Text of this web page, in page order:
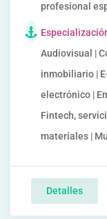
profesional
Audiovisual |
inmobiliario |
electrónico |
Fintech,
materiales |
Detalles